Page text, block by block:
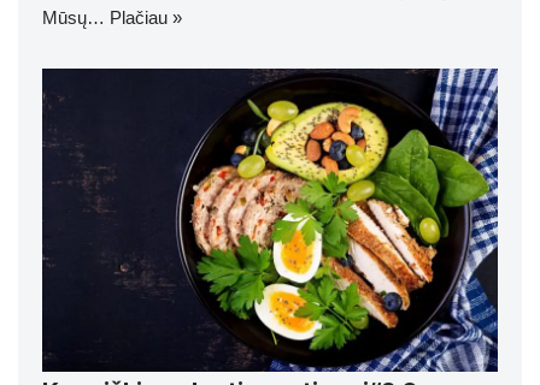
Mūsų… Plačiau »